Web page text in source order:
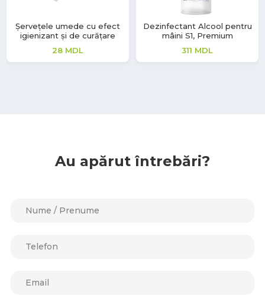
Șervețele umede cu efect
igienizant și de curățare
28 MDL
Dezinfectant Alcool pentru
mâini S1, Premium
311 MDL
Au apărut întrebări?